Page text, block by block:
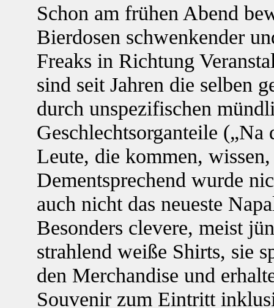
Schon am frühen Abend
Bierdosen schwenkender
Freaks in Richtung
sind seit Jahren die selben
durch unspezifischen
Geschlechtsorganteile
Leute, die kommen,
Dementsprechend wurde
auch nicht das neueste
Besonders clevere, meist
strahlend weiße Shirts, sie
den Merchandise und
Souvenir zum Eintritt